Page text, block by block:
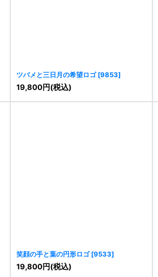
ツバメと三日月の希望ロゴ [9853]
19,800円(税込)
笑顔の手と葉の円形ロゴ [9533]
19,800円(税込)